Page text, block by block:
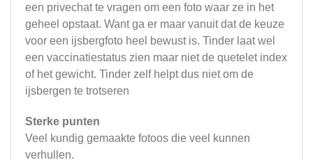
een privechat te vragen om een foto waar ze in het
geheel opstaat. Want ga er maar vanuit dat de keuze
voor een ijsbergfoto heel bewust is. Tinder laat wel
een vaccinatiestatus zien maar niet de quetelet index
of het gewicht. Tinder zelf helpt dus niet om de
ijsbergen te trotseren
Sterke punten
Veel kundig gemaakte fotoos die veel kunnen
verhullen.